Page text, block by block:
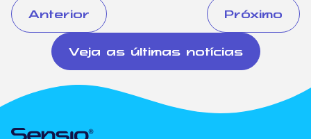
Anterior Próximo
Veja as últimas notícias